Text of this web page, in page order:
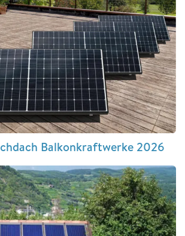
Balkonkraftwerke 2026